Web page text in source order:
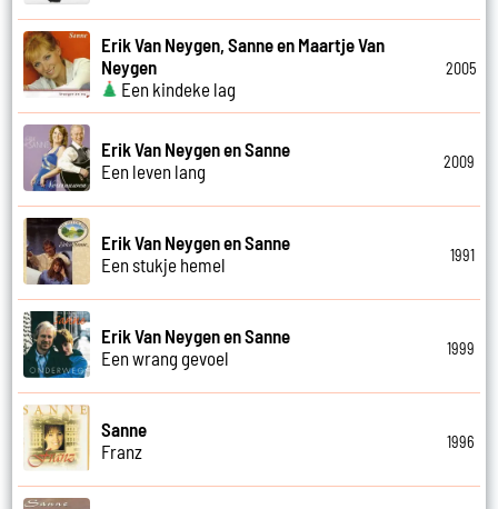
Erik Van Neygen, Sanne en Maartje Van
Neygen
Een kindeke lag
2005
Erik Van Neygen en Sanne
Een leven lang
2009
Erik Van Neygen en Sanne
Een stukje hemel
1991
Erik Van Neygen en Sanne
Een wrang gevoel
1999
Sanne
Franz
1996